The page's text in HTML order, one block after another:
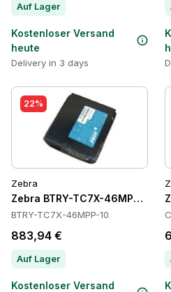
Auf Lager
Kostenloser Versand
heute
Delivery in 3 days
22%
Zebra
Zebra BTRY-TC7X-46MPP-10
BTRY-TC7X-46MPP-10
883,94 €
Auf Lager
Kostenloser Versand